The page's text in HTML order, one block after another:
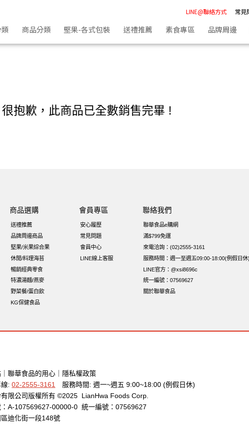
LINE@聯絡方式 常見
商品分類 堅果-各式包裝 送禮推薦 素食專區 品牌周邊
很抱歉，此商品已全數銷售完畢 !
商品選購
送禮推薦
品牌周邊商品
堅果/米果綜合果
休閒/料理海苔
暢銷經典零食
特濃湯麵/燕麥
野菜餐/蛋白飲
KG保健食品
會員專區
安心履歷
常見問題
會員中心
LINE線上客服
聯絡我們
聯華食品e購網
滿$799免運
來電洽詢：(02)2555-3161
服務時間：週一至週五09:00-18:00(例假日休)
LINE官方：@xsi8696c
統一編號：07569627
關於聯華食品
聯華食品的用心
隱私權政策
: 02-2555-3161
服務時間: 週一~週五 9:00~18:00 (例假日休)
限公司版權所有 ©2025 LianHwa Foods Corp.
A-107569627-00000-0 統一編號：07569627
迪化街一段148號